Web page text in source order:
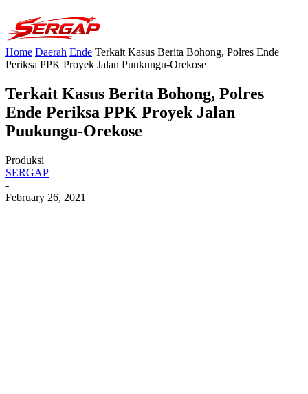
Home Daerah Ende Terkait Kasus Berita Bohong, Polres Ende
Periksa PPK Proyek Jalan Puukungu-Orekose
Terkait Kasus Berita Bohong, Polres
Ende Periksa PPK Proyek Jalan
Puukungu-Orekose
Produksi
SERGAP
-
February 26, 2021